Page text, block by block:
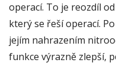
operací. To je reozdíl
který se řeší operací.
jejím nahrazením
funkce výrazně zlepší,